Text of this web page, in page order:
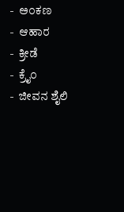
ಅಂಕಣ
ಆಹಾರ
ಕ್ರೀಡೆ
ಕ್ರೈಂ
ಜೀವನ ಶೈಲಿ